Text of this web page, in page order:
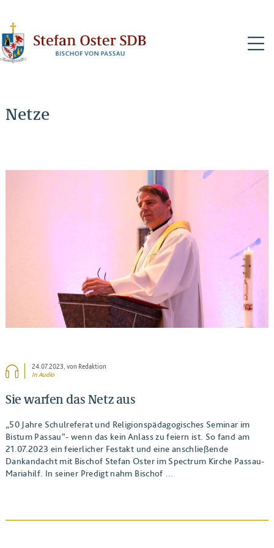
Netze
24.07.2023, von Redaktion
In Audio
Sie warfen das Netz aus
„50 Jahre Schulreferat und Religionspädagogisches Seminar im
Bistum Passau“- wenn das kein Anlass zu feiern ist. So fand am
21.07.2023 ein feierlicher Festakt und eine anschließende
Dankandacht mit Bischof Stefan Oster im Spectrum Kirche Passau-
Mariahilf. In seiner Predigt nahm Bischof …